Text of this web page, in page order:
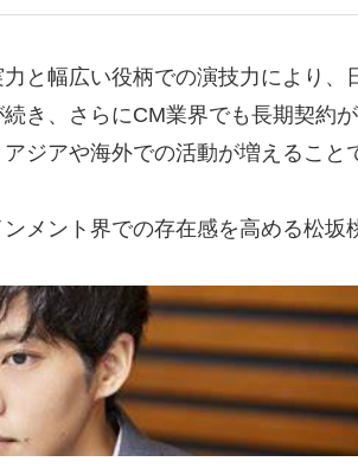
と幅広い役柄での演技力により
き、さらにCM業界でも長期契約
ジアや海外での活動が増えること
メント界での存在感を高める松